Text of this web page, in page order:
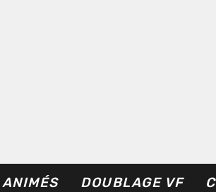
DOUBLAGE VF